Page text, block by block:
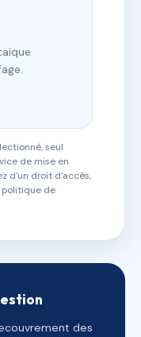
seul
de mise en
d'un droit d'accès,
de
des